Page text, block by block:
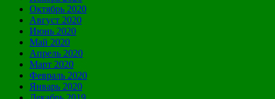
Октябрь 2020
Август 2020
Июнь 2020
Май 2020
Апрель 2020
Март 2020
Февраль 2020
Январь 2020